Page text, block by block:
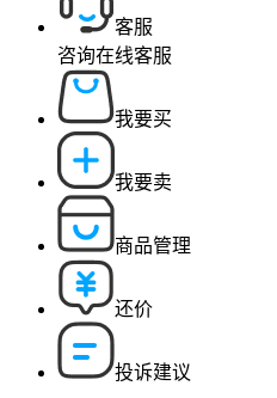
客服
咨询在线客服
我要买
我要卖
商品管理
还价
投诉建议